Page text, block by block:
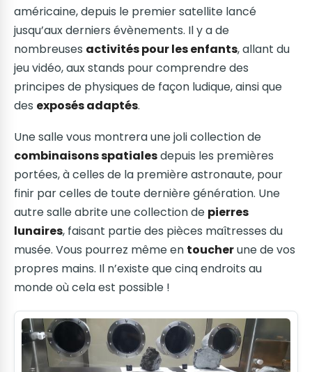
américaine, depuis le premier satellite lancé
jusqu’aux derniers évènements. Il y a de
nombreuses activités pour les enfants, allant du
jeu vidéo, aux stands pour comprendre des
principes de physiques de façon ludique, ainsi que
des exposés adaptés.
Une salle vous montrera une joli collection de
combinaisons spatialesdepuis les premières
portées, à celles de la première astronaute, pour
finir par celles de toute dernière génération. Une
autre salle abrite une collection de pierres
lunaires, faisant partie des pièces maîtresses du
musée. Vous pourrez même en toucherune de vos
propres mains. Il n’existe que cinq endroits au
monde où cela est possible !